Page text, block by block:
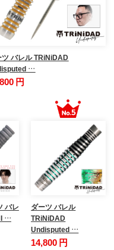
ツ バレル TRiNiDAD
…
円
バレ
…
ダーツ バレル
TRiNiDAD
Undisputed …
14,800 円